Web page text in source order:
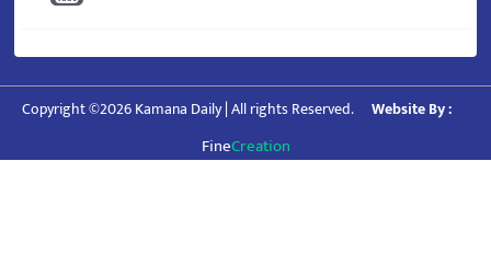
Copyright ©2026 Kamana Daily | All rights Reserved. Website By :
FineCreation